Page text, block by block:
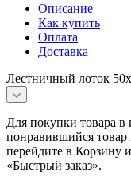
Описание
Как купить
Оплата
Доставка
Лестничный лоток
Для покупки товара в
понравившийся товар
перейдите в Корзину
«Быстрый заказ».